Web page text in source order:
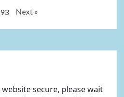
93 Next »